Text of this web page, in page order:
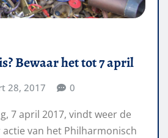
Bewaar het tot 7 april
28, 2017 0
7 april 2017, vindt weer de
van het Philharmonisch